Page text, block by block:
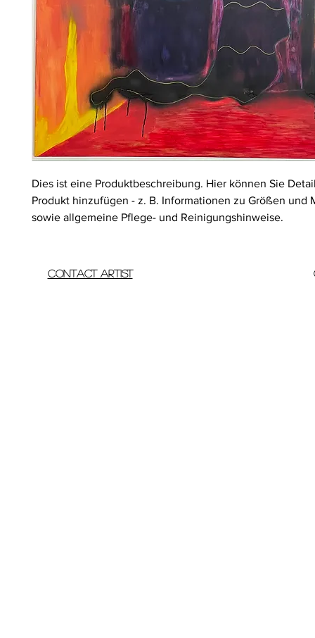
Dies ist eine Produktbeschreibung. Hier können Sie
Produkt hinzufügen - z. B. Informationen zu Größen und
sowie allgemeine Pflege- und Reinigungshinweise.
Contact Artist